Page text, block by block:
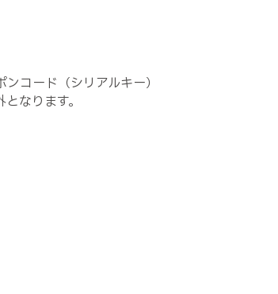
コード（シリアルキー）
なります。